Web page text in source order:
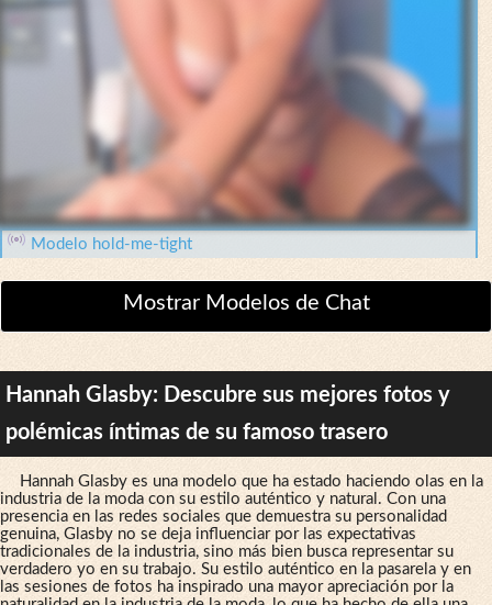
Modelo hold-me-tight
Mostrar Modelos de Chat
Hannah Glasby: Descubre sus mejores fotos y
polémicas íntimas de su famoso trasero
Hannah Glasby es una modelo que ha estado haciendo olas en la
industria de la moda con su estilo auténtico y natural. Con una
presencia en las redes sociales que demuestra su personalidad
genuina, Glasby no se deja influenciar por las expectativas
tradicionales de la industria, sino más bien busca representar su
verdadero yo en su trabajo. Su estilo auténtico en la pasarela y en
las sesiones de fotos ha inspirado una mayor apreciación por la